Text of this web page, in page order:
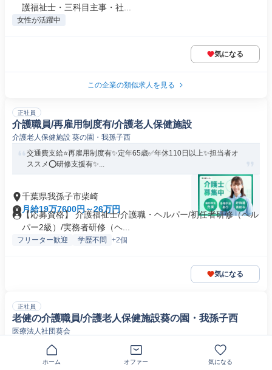
護福祉士・三科目主事・社...
女性が活躍中
気になる
この企業の類似求人を見る
正社員
介護職員/再雇用制度有/介護老人保健施設
介護老人保健施設 葵の園・我孫子西
交通費支給⭐️再雇用制度有✨定年65歳✅️年休110日以上✨担当者オ
ススメ⭕️研修支援有✨...
千葉県我孫子市柴崎
月給19万7600円～26万円
【応募資格】 介護福祉士/介護職・ヘルパー/初任者研修（ヘル
パー2級）/実務者研修（ヘ...
フリーター歓迎 学歴不問 +2個
気になる
正社員
老健の介護職員/介護老人保健施設葵の園・我孫子西
医療法人社団葵会
初任者研修以上＊昇給賞与あり◎年間休日110日＆リフレッシュ休
暇ありでメリハリつけて働けま...
ホーム オファー 気になる